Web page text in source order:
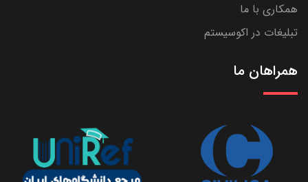
همکاری با ما
تبلیغات در اکوسیستم
همراهان ما